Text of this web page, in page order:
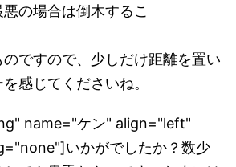
の場合は倒木するこ
ですので、少しだけ距離を置い
感じてくださいね。
name="ケン" align="left"
いかがでしたか？数少